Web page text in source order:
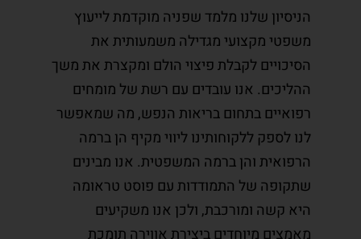
הניסיון שלנו מלמד שפניה מוקדמת לייעוץ
משפטי מקצועי מגדילה משמעותית את
הסיכויים לקבלת פיצוי הולם ומקצרת את משך
ההליכים. אנו עובדים עם רשת של מומחים
רפואיים בתחום בריאות הנפש, מה שמאפשר
לנו לספק ללקוחותינו ליווי מקיף הן ברמה
הרפואית והן ברמה המשפטית. אנו מבינים
שתקופה של התמודדות עם פוסט טראומה
היא קשה ומורכבת, ולכן אנו משקיעים